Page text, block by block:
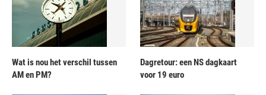
Wat is nou het verschil tussen
AM en PM?
Dagretour: een NS dagkaart
voor 19 euro